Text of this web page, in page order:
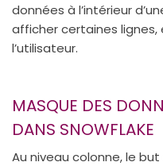
données à l’intérieur
afficher certaines
l’utilisateur.
MASQUE DES
DANS SNOWFLAKE
Au niveau colonne, le